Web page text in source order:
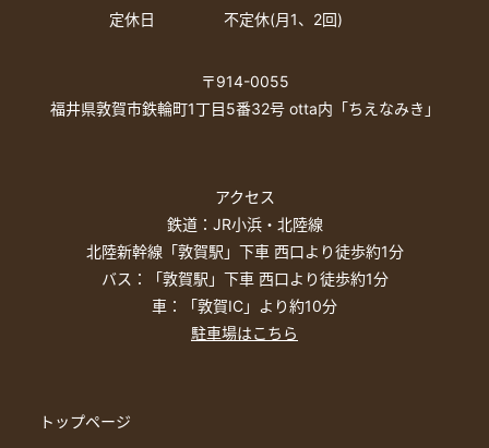
定休日
不定休(月1、2回)
〒914-0055
福井県敦賀市鉄輪町1丁目5番32号 otta内「ちえなみき」
アクセス
鉄道：JR小浜・北陸線
北陸新幹線「敦賀駅」下車 西口より徒歩約1分
バス：「敦賀駅」下車 西口より徒歩約1分
車：「敦賀IC」より約10分
駐車場はこちら
トップページ